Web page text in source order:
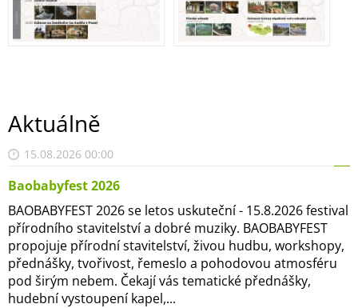
Aktuálně
15.08.2026 00:00
Baobabyfest 2026
BAOBABYFEST 2026 se letos uskuteční - 15.8.2026 festival
přírodního stavitelství a dobré muziky. BAOBABYFEST
propojuje přírodní stavitelství, živou hudbu, workshopy,
přednášky, tvořivost, řemeslo a pohodovou atmosféru
pod širým nebem. Čekají vás tematické přednášky,
hudební vystoupení kapel,...